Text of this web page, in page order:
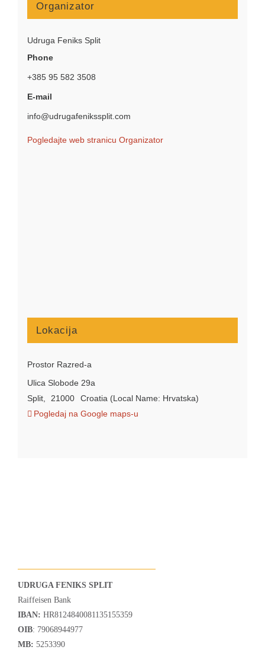
Organizator
Udruga Feniks Split
Phone
+385 95 582 3508
E-mail
info@udrugafenikssplit.com
Pogledajte web stranicu Organizator
Lokacija
Prostor Razred-a
Ulica Slobode 29a
Split, 21000
Croatia (Local Name: Hrvatska)
Pogledaj na Google maps-u
UDRUGA FENIKS SPLIT
Raiffeisen Bank
IBAN: HR8124840081135155359
OIB: 79068944977
MB: 5253390